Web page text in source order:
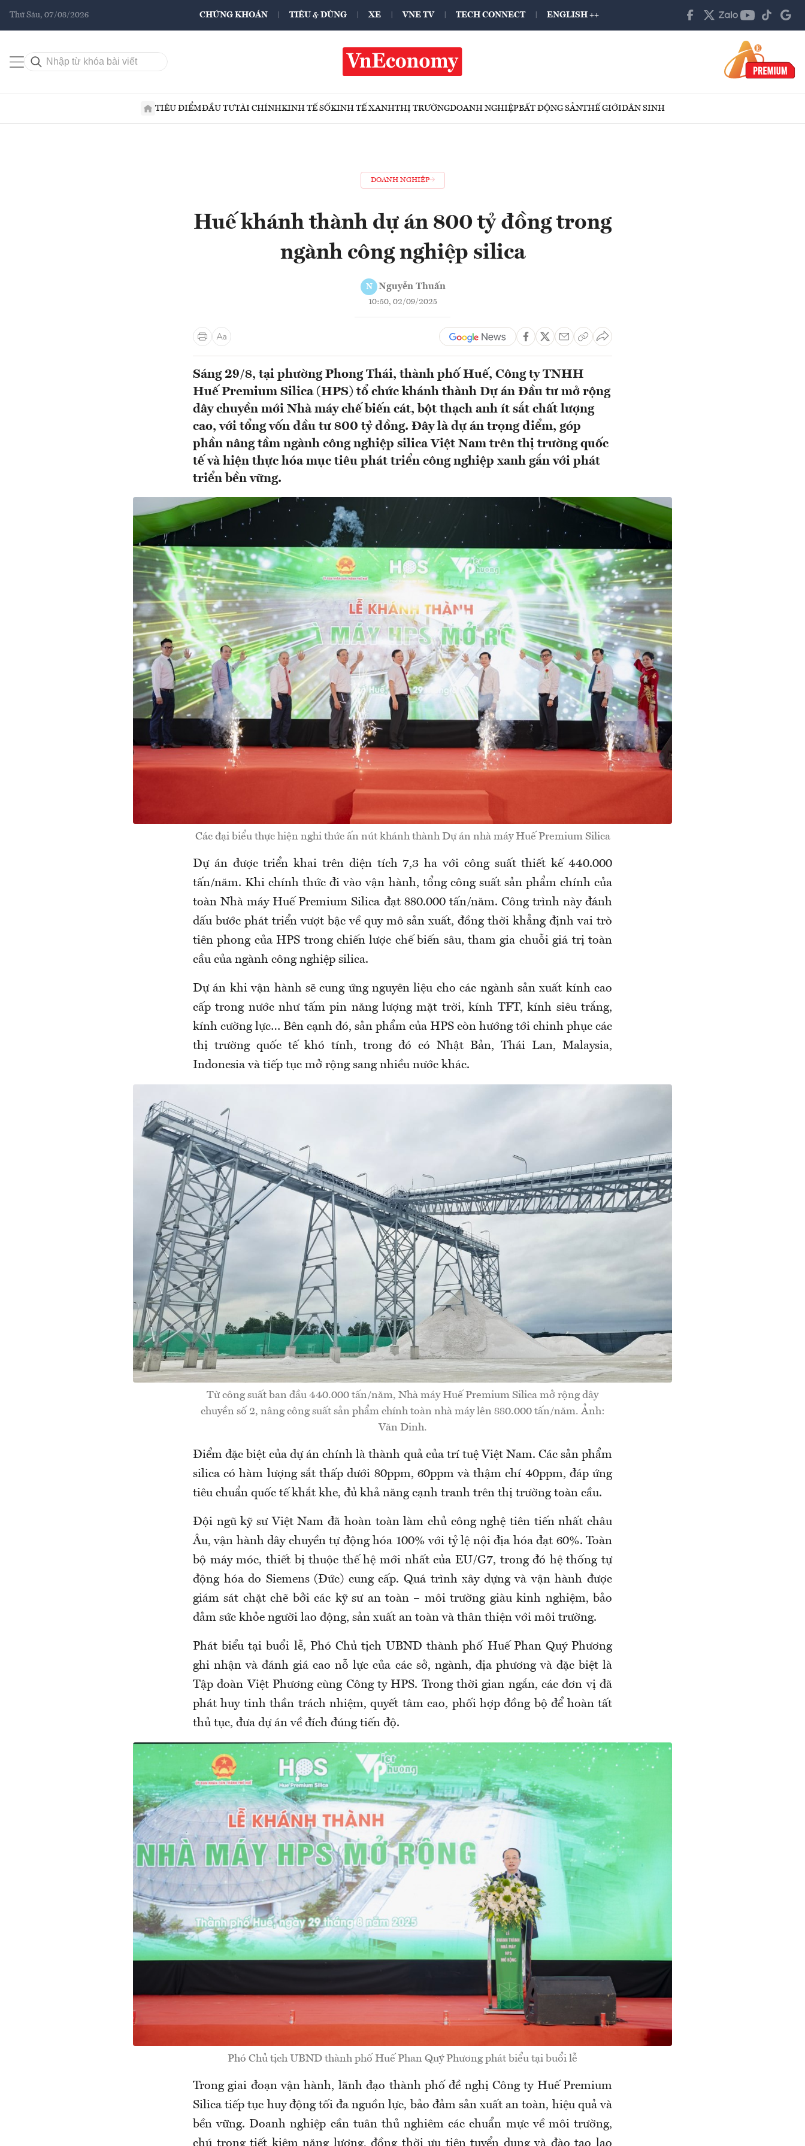
Thứ Sáu, 07/08/2026 CHỨNG KHOÁN TIÊU & DÙNG XE VNE TV TECH CONNECT ENGLISH ++
TIÊU ĐIỂMĐẦU TƯTÀI CHÍNHKINH TẾ SỐKINH TẾ XANHTHỊ TRƯỜNGDOANH NGHIỆPBẤT ĐỘNG SẢNTHẾ GIỚIDÂN SINH
DOANH NGHIỆP
Huế khánh thành dự án 800 tỷ đồng trong
ngành công nghiệp silica
N Nguyễn Thuấn
10:50, 02/09/2025
Sáng 29/8, tại phường Phong Thái, thành phố Huế, Công ty TNHH
Huế Premium Silica (HPS) tổ chức khánh thành Dự án Đầu tư mở rộng
dây chuyền mới Nhà máy chế biến cát, bột thạch anh ít sắt chất lượng
cao, với tổng vốn đầu tư 800 tỷ đồng. Đây là dự án trọng điểm, góp
phần nâng tầm ngành công nghiệp silica Việt Nam trên thị trường quốc
tế và hiện thực hóa mục tiêu phát triển công nghiệp xanh gắn với phát
triển bền vững.
Các đại biểu thực hiện nghi thức ấn nút khánh thành Dự án nhà máy Huế Premium Silica
Dự án được triển khai trên diện tích 7,3 ha với công suất thiết kế 440.000
tấn/năm. Khi chính thức đi vào vận hành, tổng công suất sản phẩm chính của
toàn Nhà máy Huế Premium Silica đạt 880.000 tấn/năm. Công trình này đánh
dấu bước phát triển vượt bậc về quy mô sản xuất, đồng thời khẳng định vai trò
tiên phong của HPS trong chiến lược chế biến sâu, tham gia chuỗi giá trị toàn
cầu của ngành công nghiệp silica.
Dự án khi vận hành sẽ cung ứng nguyên liệu cho các ngành sản xuất kính cao
cấp trong nước như tấm pin năng lượng mặt trời, kính TFT, kính siêu trắng,
kính cường lực… Bên cạnh đó, sản phẩm của HPS còn hướng tới chinh phục các
thị trường quốc tế khó tính, trong đó có Nhật Bản, Thái Lan, Malaysia,
Indonesia và tiếp tục mở rộng sang nhiều nước khác.
Từ công suất ban đầu 440.000 tấn/năm, Nhà máy Huế Premium Silica mở rộng dây
chuyền số 2, nâng công suất sản phẩm chính toàn nhà máy lên 880.000 tấn/năm. Ảnh:
Văn Dinh.
Điểm đặc biệt của dự án chính là thành quả của trí tuệ Việt Nam. Các sản phẩm
silica có hàm lượng sắt thấp dưới 80ppm, 60ppm và thậm chí 40ppm, đáp ứng
tiêu chuẩn quốc tế khắt khe, đủ khả năng cạnh tranh trên thị trường toàn cầu.
Đội ngũ kỹ sư Việt Nam đã hoàn toàn làm chủ công nghệ tiên tiến nhất châu
Âu, vận hành dây chuyền tự động hóa 100% với tỷ lệ nội địa hóa đạt 60%. Toàn
bộ máy móc, thiết bị thuộc thế hệ mới nhất của EU/G7, trong đó hệ thống tự
động hóa do Siemens (Đức) cung cấp. Quá trình xây dựng và vận hành được
giám sát chặt chẽ bởi các kỹ sư an toàn – môi trường giàu kinh nghiệm, bảo
đảm sức khỏe người lao động, sản xuất an toàn và thân thiện với môi trường.
Phát biểu tại buổi lễ, Phó Chủ tịch UBND thành phố Huế Phan Quý Phương
ghi nhận và đánh giá cao nỗ lực của các sở, ngành, địa phương và đặc biệt là
Tập đoàn Việt Phương cùng Công ty HPS. Trong thời gian ngắn, các đơn vị đã
phát huy tinh thần trách nhiệm, quyết tâm cao, phối hợp đồng bộ để hoàn tất
thủ tục, đưa dự án về đích đúng tiến độ.
Phó Chủ tịch UBND thành phố Huế Phan Quý Phương phát biểu tại buổi lễ
Trong giai đoạn vận hành, lãnh đạo thành phố đề nghị Công ty Huế Premium
Silica tiếp tục huy động tối đa nguồn lực, bảo đảm sản xuất an toàn, hiệu quả và
bền vững. Doanh nghiệp cần tuân thủ nghiêm các chuẩn mực về môi trường,